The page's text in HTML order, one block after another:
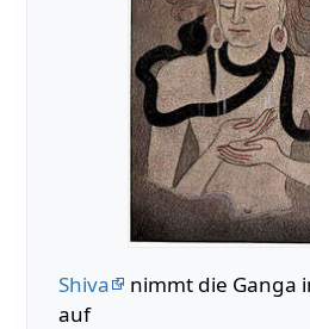
Shiva
nimmt die Ganga
auf